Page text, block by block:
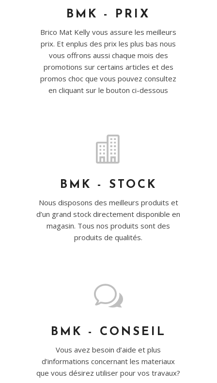
BMK - PRIX
Brico Mat Kelly vous assure les meilleurs
prix. Et enplus des prix les plus bas nous
vous offrons aussi chaque mois des
promotions sur certains articles et des
promos choc que vous pouvez consultez
en cliquant sur le bouton ci-dessous

BMK - STOCK
Nous disposons des meilleurs produits et
d’un grand stock directement disponible en
magasin. Tous nos produits sont des
produits de qualités.
w
BMK - CONSEIL
Vous avez besoin d’aide et plus
d’informations concernant les materiaux
que vous désirez utiliser pour vos travaux?